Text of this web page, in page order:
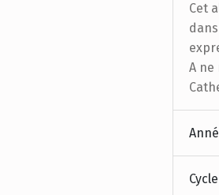
Cet
A ne
Cycle